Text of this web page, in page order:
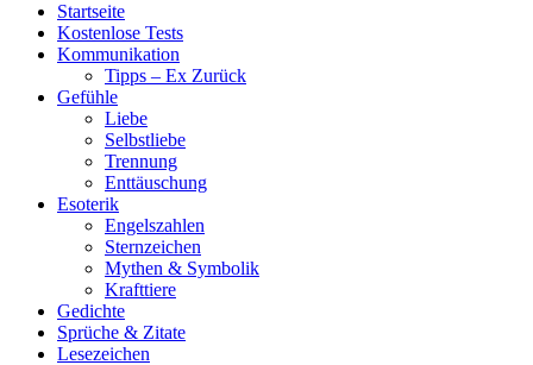
Startseite
Kostenlose Tests
Kommunikation
Tipps – Ex Zurück
Gefühle
Liebe
Selbstliebe
Trennung
Enttäuschung
Esoterik
Engelszahlen
Sternzeichen
Mythen & Symbolik
Krafttiere
Gedichte
Sprüche & Zitate
Lesezeichen